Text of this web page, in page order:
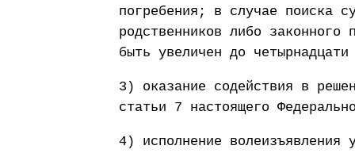
погребения; в случае поиска
родственников либо законного
быть увеличен до
3) оказание содействия в
статьи 7 настоящего
4) исполнение волеизъявления